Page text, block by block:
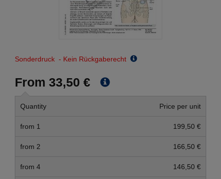
Sonderdruck - Kein Rückgaberecht
From 33,50 €
Quantity Price per unit
from 1 199,50 €
from 2 166,50 €
from 4 146,50 €